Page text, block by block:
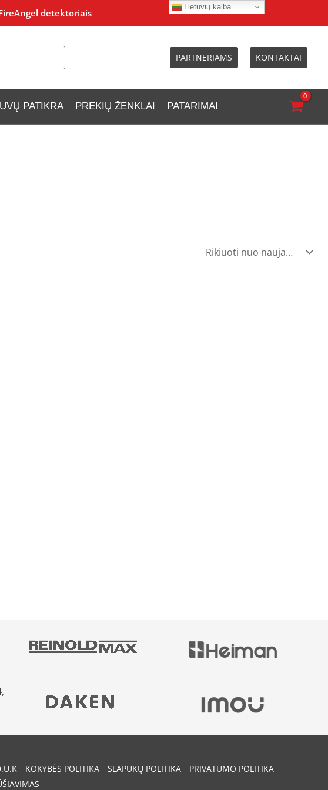
detektoriais
PARTNERIAMS KONTAKTAI
PATIKRA PREKIŲ ŽENKLAI PATARIMAI
KOKYBĖS POLITIKA SLAPUKŲ POLITIKA
PRIVATUMO POLITIKA
Lietuvių kalba